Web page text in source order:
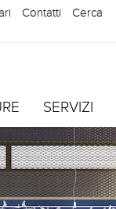
Contatti Cerca
SERVIZI